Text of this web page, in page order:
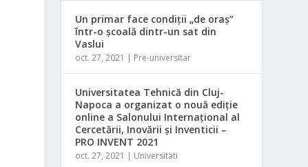
Un primar face condiții „de oraș”
într-o școală dintr-un sat din
Vaslui
oct. 27, 2021 | Pre-universitar
Universitatea Tehnică din Cluj-
Napoca a organizat o nouă ediţie
online a Salonului Internaţional al
Cercetării, Inovării şi Inventicii –
PRO INVENT 2021
oct. 27, 2021 | Universitati